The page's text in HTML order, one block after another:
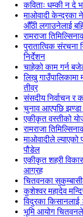
कविताः धम्की न दे
माओवादी केन्द्रका
औँठी लगाउनेलाई
रामराजा
पुरातात्विक संरचना
निर्देशन
चाहेको काम गर्न
लिखु गाउँपालिकामा
तीव्र
संसदीय निर्वाचन र
चुनाव आएपछि झण्डा
एकीकृत वस्तीको
रामराजा
माओवादीले ल्याएको
पौडेल
एकीकृत शहरी
आग्रह
चितवनका
कुशेश्वर महादेव
विदुरका
भूमि आयोग चितवनले